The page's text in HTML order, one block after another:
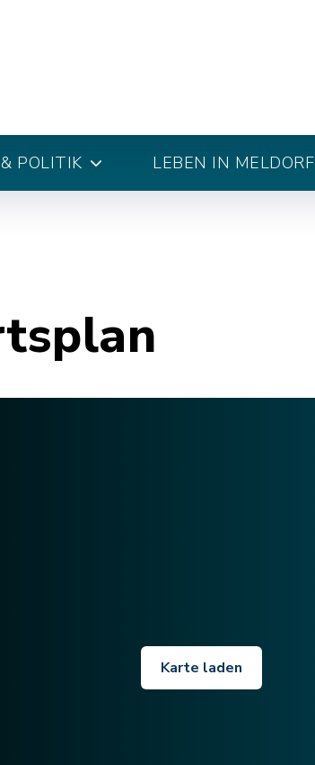
POLITIK LEBEN IN MELDORF
Karte laden